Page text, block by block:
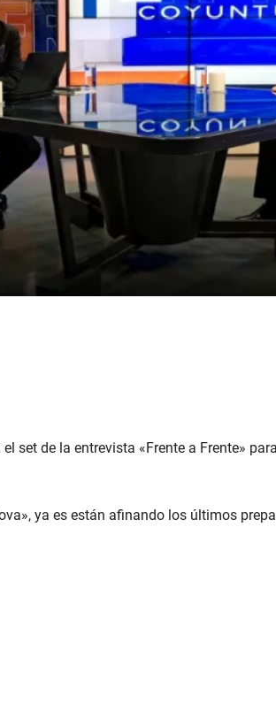
set de la entrevista «Frente a Frente»
ya es están afinando los últimos